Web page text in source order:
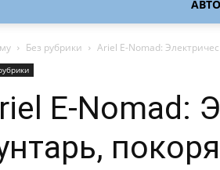
Без рубрики Ariel E-Nomad:
E-Nomad: